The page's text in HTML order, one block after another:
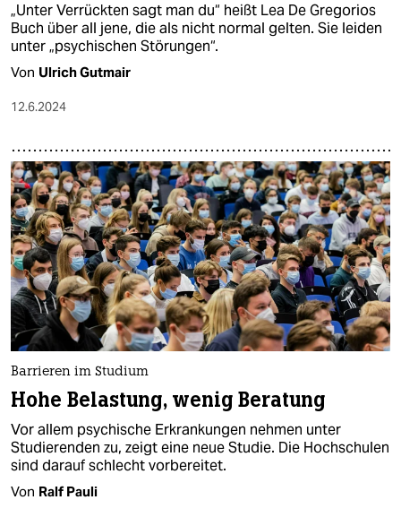
„Unter Verrückten sagt man du“ heißt Lea De Gregorios
Buch über all jene, die als nicht normal gelten. Sie leiden
unter „psychischen Störungen“.
Von Ulrich Gutmair
12.6.2024
Barrieren im Studium
Hohe Belastung, wenig Beratung
Vor allem psychische Erkrankungen nehmen unter
Studierenden zu, zeigt eine neue Studie. Die Hochschulen
sind darauf schlecht vorbereitet.
Von Ralf Pauli